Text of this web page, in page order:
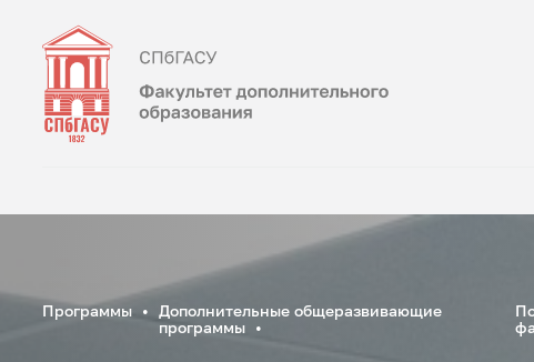
Программы
Дополнительные общеразвивающие
программы